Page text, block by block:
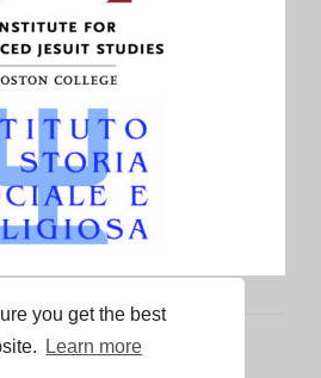
you get the best
Learn more
2026 - FBK-ISIG